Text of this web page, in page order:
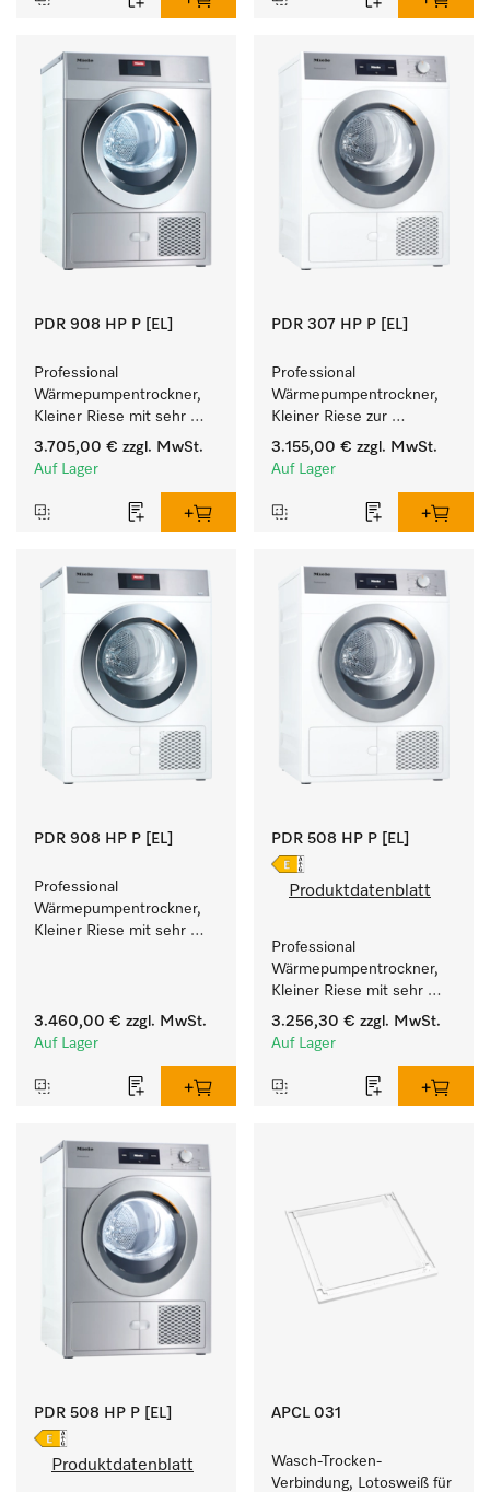
PDR 908 HP P [EL]
Professional
Wärmepumpentrockner,
Kleiner Riese mit sehr
geringem
Energieverbrauch und
Füllgewicht 8 kg.
3.705,00 € zzgl. MwSt.
Auf Lager
PDR 307 HP P [EL]
Professional
Wärmepumpentrockner,
Kleiner Riese zur
einfachen und flexiblen
Aufstellung ohne
3.155,00 € zzgl. MwSt.
Auf Lager
PDR 908 HP P [EL]
Professional
Wärmepumpentrockner,
Kleiner Riese mit sehr
Füllgewicht 8 kg.
3.460,00 € zzgl. MwSt.
Auf Lager
PDR 508 HP P [EL]
Produktdatenblatt
Professional
Wärmepumpentrockner,
Kleiner Riese mit sehr
geringem
Energieverbrauch und
Füllgewicht 8 kg.
3.256,30 € zzgl. MwSt.
Auf Lager
PDR 508 HP P [EL]
Produktdatenblatt
APCL 031
Wasch-Trocken-
Verbindung, Lotosweiß für